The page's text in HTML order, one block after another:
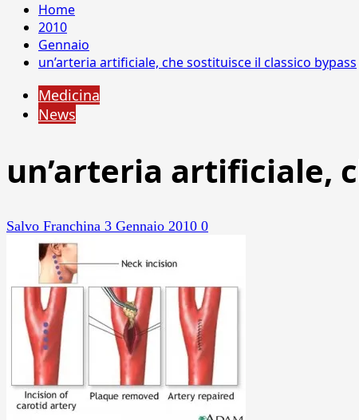
Home
2010
Gennaio
un’arteria artificiale, che sostituisce il classico bypass
Medicina
News
un’arteria artificiale,
Salvo Franchina 3 Gennaio 2010 0